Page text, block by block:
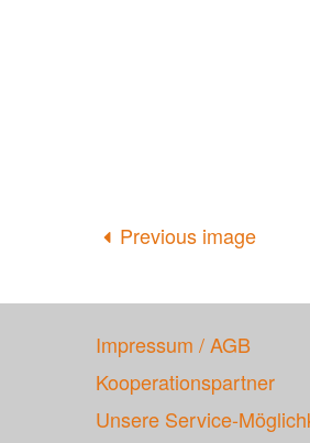
Previous image
Impressum / AGB
Kooperationspartner
Unsere Service-